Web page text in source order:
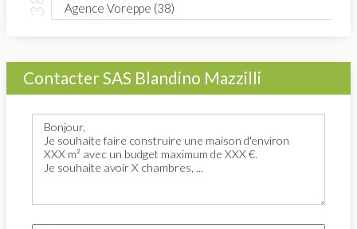
Agence Voreppe (38)
Contacter SAS Blandino Mazzilli